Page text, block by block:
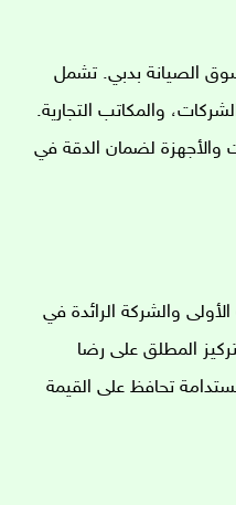
الصيانة بدبي. تشمل
والمكاتب التجارية.
والأجهزة لضمان الدقة في
والشركة الرائدة في
المطلق على رضا
تحافظ على القيمة